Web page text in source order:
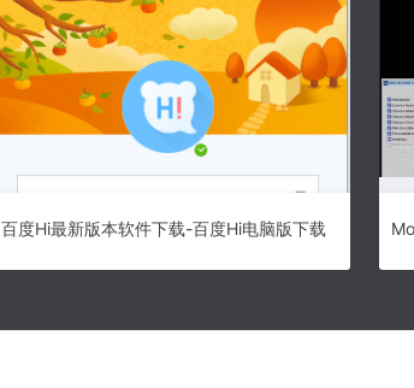
百度Hi最新版本软件下载-百度Hi电脑版下载